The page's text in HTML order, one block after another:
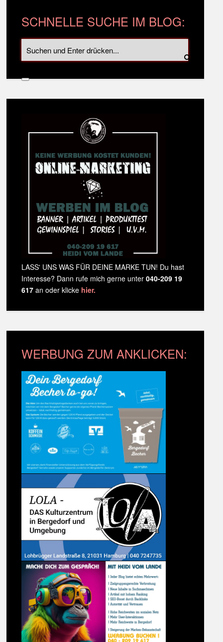
SCHNELLE SUCHE IM BLOG:
LASS' UNS WAS FÜR DEINE MARKE TUN! Du hast
Interesse? Dann rufe mich gerne unter040-209 19
617 an oder klicke hier.
WERBUNG ZUM ANKLICKEN: